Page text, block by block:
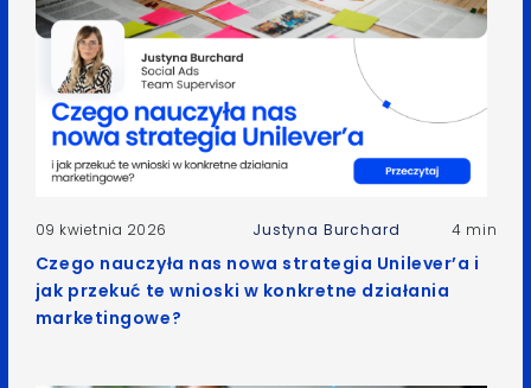
09 kwietnia 2026 Justyna Burchard 4 min
Czego nauczyła nas nowa strategia Unilever’a i
jak przekuć te wnioski w konkretne działania
marketingowe?